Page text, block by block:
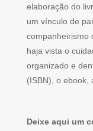
elaboração do
um vínculo de
companheirismo
haja vista o
organizado e
(ISBN), o
Deixe aqui um